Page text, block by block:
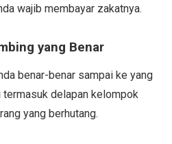
wajib membayar zakatnya.
yang Benar
benar-benar sampai ke yang
delapan kelompok
yang berhutang.